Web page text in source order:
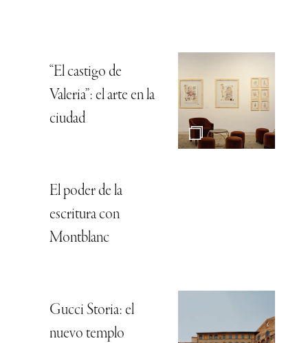
“El castigo de
Valeria”: el arte en la
ciudad
El poder de la
escritura con
Montblanc
Gucci Storia: el
nuevo templo